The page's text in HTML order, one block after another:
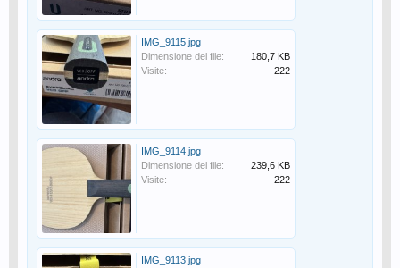
IMG_9115.jpg
Dimensione del file:
180,7 KB
Visite:
222
IMG_9114.jpg
Dimensione del file:
239,6 KB
Visite:
222
IMG_9113.jpg